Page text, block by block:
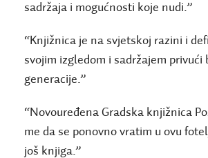
sadržaja i mogućnosti koje nudi.”
“Knjižnica je na svjetskoj razini i
svojim izgledom i sadržajem privući
generacije.”
“Novouređena Gradska knjižnica
me da se ponovno vratim u ovu
još knjiga.”